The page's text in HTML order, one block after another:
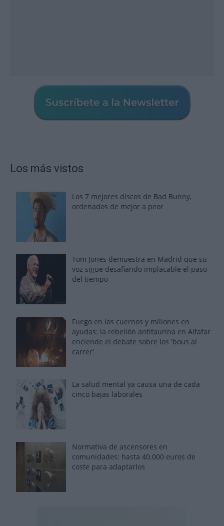
Los más vistos
Los 7 mejores discos de Bad Bunny,
ordenados de mejor a peor
Tom Jones demuestra en Madrid que su
voz sigue desafiando implacable el paso
del tiempo
Fuego en los cuernos y millones en
ayudas: la rebelión antitaurina en Alfafar
enciende el debate sobre los 'bous al
carrer'
La salud mental ya causa una de cada
cinco bajas laborales
Normativa de ascensores en
comunidades: hasta 40.000 euros de
coste para adaptarlos